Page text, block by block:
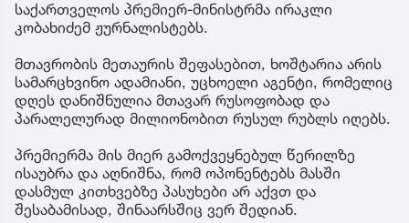
საქართველოს პრემიერ-მინისტრმა ირაკლი
კობახიძემ ჟურნალისტებს.
მთავრობის მეთაურის შეფასებით, ხოშტარია არის
სამარცხვინო ადამიანი, უცხოელი აგენტი, რომელიც
დღეს დანიშნულია მთავარ რუსოფობად და
პარალელურად მილიონობით რუსულ რუბლს იღებს.
პრემიერმა მის მიერ გამოქვეყნებულ წერილზე
ისაუბრა და აღნიშნა, რომ ოპონენტებს მასში
დასმულ კითხვებზე პასუხები არ აქვთ და
შესაბამისად, შინაარსშიც ვერ შედიან.